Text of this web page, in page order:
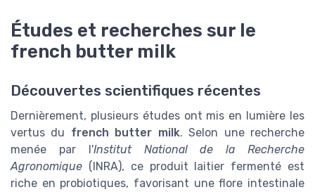
Études et recherches sur le
french butter milk
Découvertes scientifiques récentes
Dernièrement, plusieurs études ont mis en lumière les
vertus du french butter milk. Selon une recherche
menée par l'Institut National de la Recherche
Agronomique (INRA), ce produit laitier fermenté est
riche en probiotiques, favorisant une flore intestinale